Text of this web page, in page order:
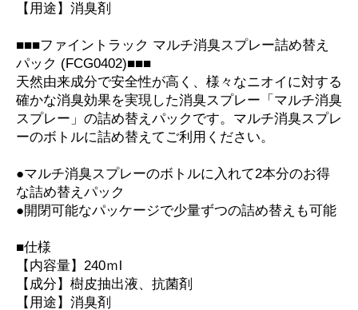
【用途】消臭剤
■■■ファイントラック マルチ消臭スプレー詰め替え
パック (FCG0402)■■■
天然由来成分で安全性が高く、様々なニオイに対する
確かな消臭効果を実現した消臭スプレー「マルチ消臭
スプレー」の詰め替えパックです。マルチ消臭スプレ
ーのボトルに詰め替えてご利用ください。
●マルチ消臭スプレーのボトルに入れて2本分のお得
な詰め替えパック
●開閉可能なパッケージで少量ずつの詰め替えも可能
■仕様
【内容量】240ｍl
【成分】樹皮抽出液、抗菌剤
【用途】消臭剤